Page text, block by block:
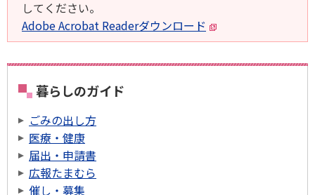
してください。
Adobe Acrobat Readerダウンロード
暮らしのガイド
ごみの出し方
医療・健康
届出・申請書
広報たまむら
催し・募集